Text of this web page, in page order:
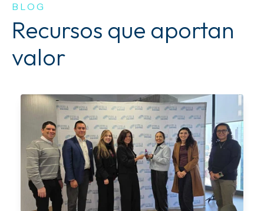
BLOG
Recursos que aportan
valor